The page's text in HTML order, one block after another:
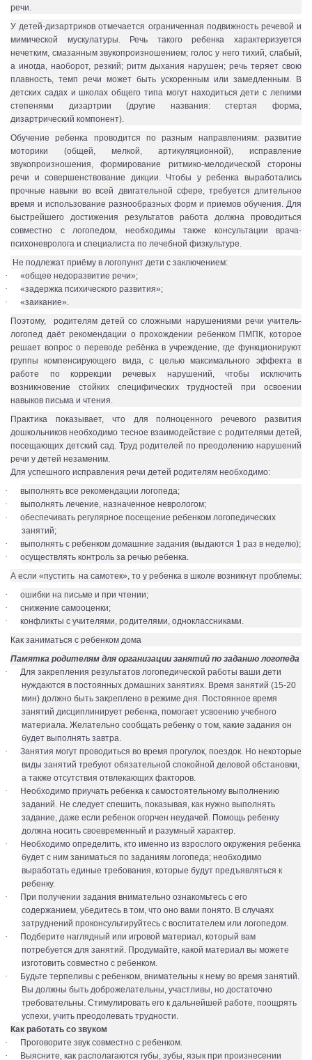
речи.
У детей-дизартриков отмечается ограниченная подвижность речевой и
мимической мускулатуры. Речь такого ребенка характеризуется
нечетким, смазанным звукопроизношением; голос у него тихий, слабый,
а иногда, наоборот, резкий; ритм дыхания нарушен; речь теряет свою
плавность, темп речи может быть ускоренным или замедленным. В
детских садах и школах общего типа могут находиться дети с легкими
степенями дизартрии (другие названия: стертая форма,
дизартрический компонент).
Обучение ребенка проводится по разным направлениям: развитие
моторики (общей, мелкой, артикуляционной), исправление
звукопроизношения, формирование ритмико-мелодической стороны
речи и совершенствование дикции. Чтобы у ребенка выработались
прочные навыки во всей двигательной сфере, требуется длительное
время и использование разнообразных форм и приемов обучения. Для
быстрейшего достижения результатов работа должна проводиться
совместно с логопедом, необходимы также консультации врача-
психоневролога и специалиста по лечебной физкультуре.
Не подлежат приёму в логопункт дети с заключением:
· «общее недоразвитие речи»;
· «задержка психического развития»;
·
«заикание».
Поэтому, родителям детей со сложными нарушениями речи учитель-
логопед даёт рекомендации о прохождении ребенком ПМПК, которое
решает вопрос о переводе ребёнка в учреждение, где функционируют
группы компенсирующего вида, с целью максимального эффекта в
работе по коррекции речевых нарушений, чтобы исключить
возникновение стойких специфических трудностей при освоении
навыков письма и чтения.
Практика показывает, что для полноценного речевого развития
дошкольников необходимо тесное взаимодействие с родителями детей,
посещающих детский сад. Труд родителей по преодолению нарушений
речи у детей незаменим.
Для успешного исправления речи детей родителям необходимо:
· выполнять все рекомендации логопеда;
· выполнять лечение, назначенное неврологом;
·
обеспечивать регулярное посещение ребенком логопедических
занятий;
· выполнять с ребенком домашние задания (выдаются 1 раз в неделю);
·
осуществлять контроль за речью ребенка.
А если «пустить на самотек», то у ребенка в школе возникнут проблемы:
· ошибки на письме и при чтении;
· снижение самооценки;
·
конфликты с учителями, родителями, одноклассниками.
Как заниматься с ребенком дома
Памятка родителям для организации занятий по заданию логопеда
·
Для закрепления результатов логопедической работы ваши дети
нуждаются в постоянных домашних занятиях. Время занятий (15-20
мин) должно быть закреплено в режиме дня. Постоянное время
занятий дисциплинирует ребенка, помогает усвоению учебного
материала. Желательно сообщать ребенку о том, какие задания он
будет выполнять завтра.
·
Занятия могут проводиться во время прогулок, поездок. Но некоторые
виды занятий требуют обязательной спокойной деловой обстановки,
а также отсутствия отвлекающих факторов.
·
Необходимо приучать ребенка к самостоятельному выполнению
заданий. Не следует спешить, показывая, как нужно выполнять
задание, даже если ребенок огорчен неудачей. Помощь ребенку
должна носить своевременный и разумный характер.
·
Необходимо определить, кто именно из взрослого окружения ребенка
будет с ним заниматься по заданиям логопеда; необходимо
выработать единые требования, которые будут предъявляться к
ребенку.
·
При получении задания внимательно ознакомьтесь с его
содержанием, убедитесь в том, что оно вами понято. В случаях
затруднений проконсультируйтесь с воспитателем или логопедом.
·
Подберите наглядный или игровой материал, который вам
потребуется для занятий. Продумайте, какой материал вы можете
изготовить совместно с ребенком.
·
Будьте терпеливы с ребенком, внимательны к нему во время занятий.
Вы должны быть доброжелательны, участливы, но достаточно
требовательны. Стимулировать его к дальнейшей работе, поощрять
успехи, учить преодолевать трудности.
Как работать со звуком
· Проговорите звук совместно с ребенком.
· Выясните, как располагаются губы, зубы, язык при произнесении